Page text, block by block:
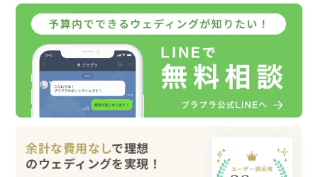
衣装、ベール、ブーケなどすべておふたりの持ち込みで
す。
ヘアメイクさんを紹介しました。
⛰メッセージ
どこへでも行きます！！登山ウェディングを撮影されたい
方、ぜひご相談ください。
ます。おふたりの色々なお話、聞かせてくださいね。
撮影の１日を楽しみたいという方、楽しく盛り上げながら
余計な費用なしで理想